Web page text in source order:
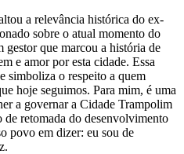
a relevância histórica do ex-
sobre o atual momento do
que marcou a história de
e amor por esta cidade. Essa
simboliza o respeito a quem
hoje seguimos. Para mim, é uma
a governar a Cidade Trampolim
retomada do desenvolvimento
povo em dizer: eu sou de